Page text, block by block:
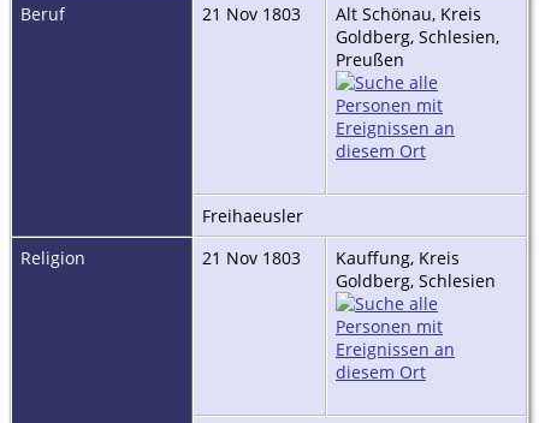
Beruf
21 Nov 1803
Alt Schönau, Kreis
Goldberg, Schlesien,
Preußen
Freihaeusler
Religion
21 Nov 1803
Kauffung, Kreis
Goldberg, Schlesien